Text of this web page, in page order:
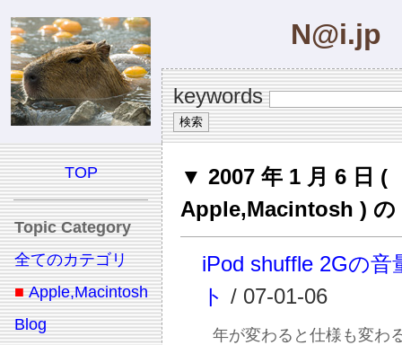
N@i.jp
keywords
TOP
Topic Category
全てのカテゴリ
■ Apple,Macintosh
Blog
▼ 2007 年 1 月 6 日 (
Apple,Macintosh ) の
iPod shuffle 2Gの音
ト / 07-01-06
年が変わると仕様も変わ